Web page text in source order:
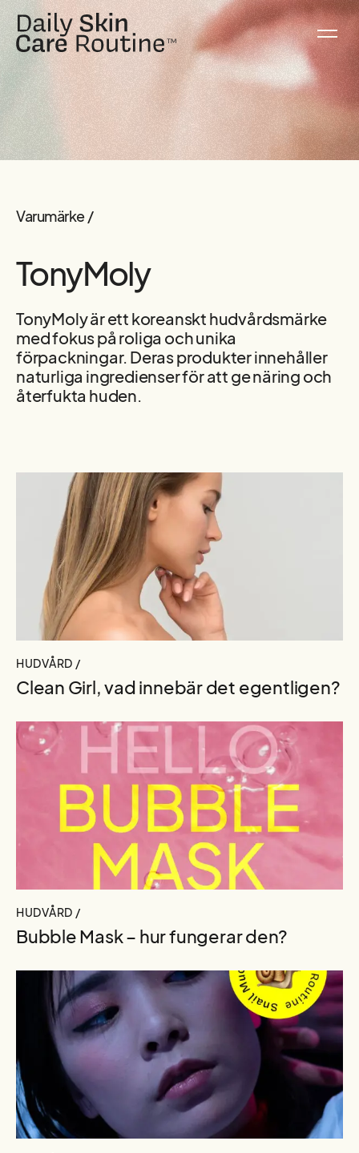
Varumärke /
TonyMoly
TonyMoly är ett koreanskt hudvårdsmärke
med fokus på roliga och unika
förpackningar. Deras produkter innehåller
naturliga ingredienser för att ge näring och
återfukta huden.
HUDVÅRD /
Clean Girl, vad innebär det egentligen?
HUDVÅRD /
Bubble Mask – hur fungerar den?